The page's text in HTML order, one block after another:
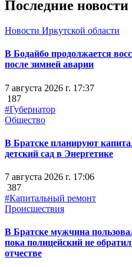
Последние новости
Новости Иркутской области
В Бодайбо продолжается
после зимней аварии
7 августа 2026 г. 17:37
187
#Губернатор
Общество
В Братске планируют
детский сад в Энергетике
7 августа 2026 г. 17:06
387
#Капитальный ремонт
Происшествия
В Братске мужчина
пока полицейский не
отчестве